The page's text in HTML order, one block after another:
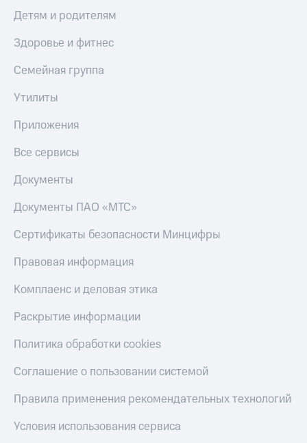
Детям и родителям
Здоровье и фитнес
Семейная группа
Утилиты
Приложения
Все сервисы
Документы
Документы ПАО «МТС»
Сертификаты безопасности Минцифры
Правовая информация
Комплаенс и деловая этика
Раскрытие информации
Политика обработки cookies
Соглашение о пользовании системой
Правила применения рекомендательных технологий
Условия использования сервиса